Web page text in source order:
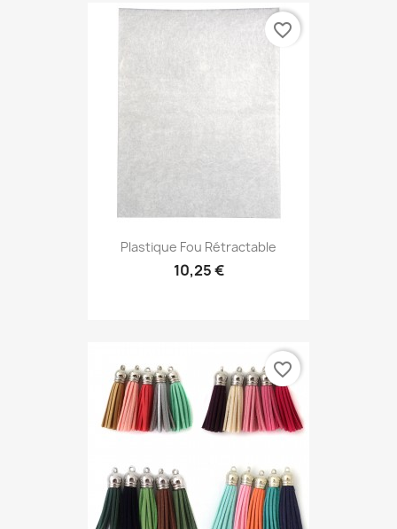
Plastique Fou Rétractable
10,25 €
favorite_border
favorite_border